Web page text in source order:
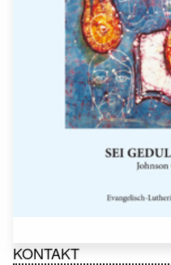
KONTAKT